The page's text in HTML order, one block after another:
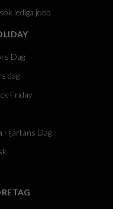
lediga jobb
Dag
dag
Friday
Hjärtans Dag